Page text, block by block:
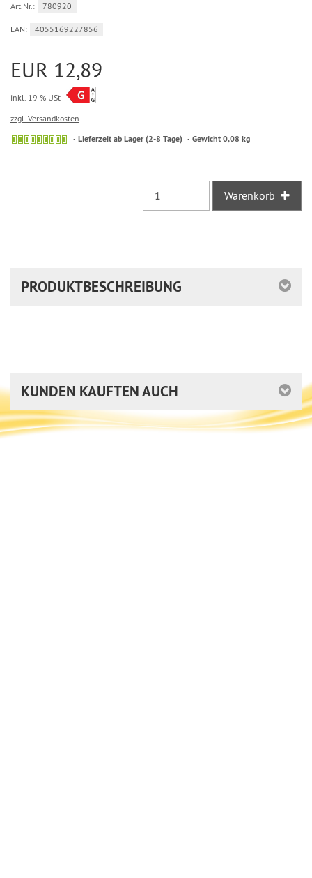
Art.Nr.: 780920
EAN: 4055169227856
EUR 12,89
inkl. 19 % USt
zzgl. Versandkosten
Sofort
Lieferzeit ab Lager (2-8 Tage) Gewicht 0,08 kg
Warenkorb
PRODUKTBESCHREIBUNG
KUNDEN KAUFTEN AUCH